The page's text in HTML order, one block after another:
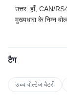
उत्तर: हाँ, CAN/
मुख्यधारा के निम्न
टैग
उच्च वोल्टेज बैटरी